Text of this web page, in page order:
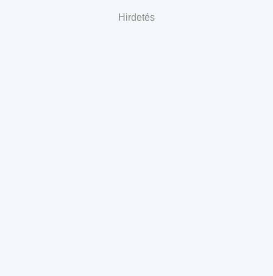
Hirdetés